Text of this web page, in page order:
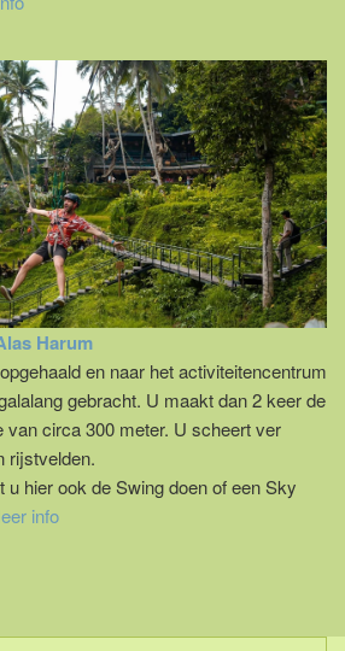
Harum
en naar het activiteitencentrum
gebracht. U maakt dan 2 keer de
van circa 300 meter. U scheert ver
rijstvelden.
u hier ook de Swing doen of een Sky
info